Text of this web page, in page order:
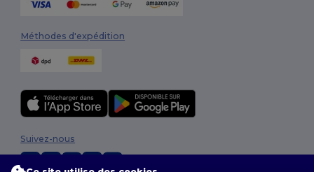
Méthodes d'expédition
Suivez-nous